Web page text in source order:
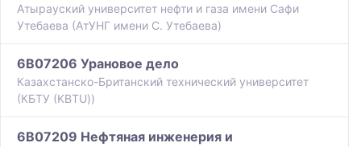
Атырауский университет нефти и газа имени Сафи
Утебаева (АтУНГ имени С. Утебаева)
6B07206 Урановое дело
Казахстанско-Британский технический университет
(КБТУ (KBTU))
6B07209 Нефтяная инженерия и